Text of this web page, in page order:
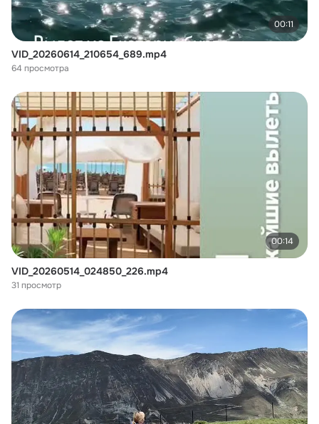
00:11
VID_20260614_210654_689.mp4
64 просмотра
00:14
VID_20260514_024850_226.mp4
31 просмотр